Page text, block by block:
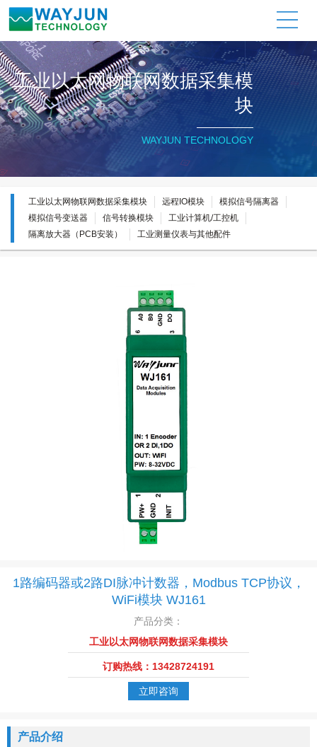
公司简介
公司证书
工业以太网物联网数据采集模
块
模拟信号隔离器
工业计算机/工控机
隔离放大器（PCB安装）
I/O信号采集模块
工业以太网物联网采集模块
模拟信号隔离器/变送器
隔离放大器（PCB安装）
产品应用资料
产品测试软件
工业计算机工控机
产品应用
技术文章
公司资讯
行业资讯
工业以太网物联网数据采集模
块
WAYJUN TECHNOLOGY
工业以太网物联网数据采集模块 远程IO模块
模拟信号隔离器
模拟信号变送器
信号转换模块
工业计算机/工控机
隔离放大器（PCB安装）
工业测量仪表与其他配件
1路编码器或2路DI脉冲计数器，Modbus TCP协议，
WiFi模块 WJ161
产品分类：
工业以太网物联网数据采集模块
订购热线：13428724191
立即咨询
产品介绍